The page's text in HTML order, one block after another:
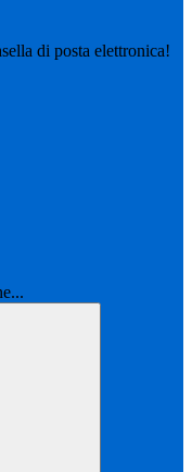
di posta elettronica!